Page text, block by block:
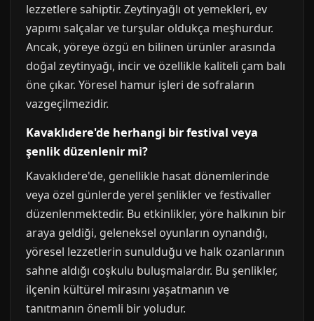
lezzetlere sahiptir. Zeytinyağlı ot yemekleri, ev
yapımı salçalar ve turşular oldukça meşhurdur.
Ancak, yöreye özgü en bilinen ürünler arasında
doğal zeytinyağı, incir ve özellikle kaliteli çam balı
öne çıkar. Yöresel hamur işleri de sofraların
vazgeçilmezidir.
Kavaklıdere'de herhangi bir festival veya
şenlik düzenlenir mi?
Kavaklıdere'de, genellikle hasat dönemlerinde
veya özel günlerde yerel şenlikler ve festivaller
düzenlenmektedir. Bu etkinlikler, yöre halkının bir
araya geldiği, geleneksel oyunların oynandığı,
yöresel lezzetlerin sunulduğu ve halk ozanlarının
sahne aldığı coşkulu buluşmalardır. Bu şenlikler,
ilçenin kültürel mirasını yaşatmanın ve
tanıtmanın önemli bir yoludur.